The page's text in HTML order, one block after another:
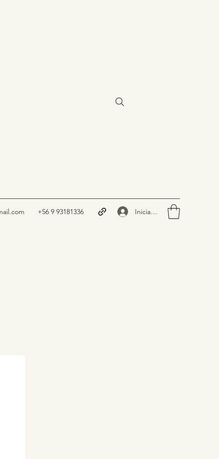
+56 9 93181336 Iniciar sesión